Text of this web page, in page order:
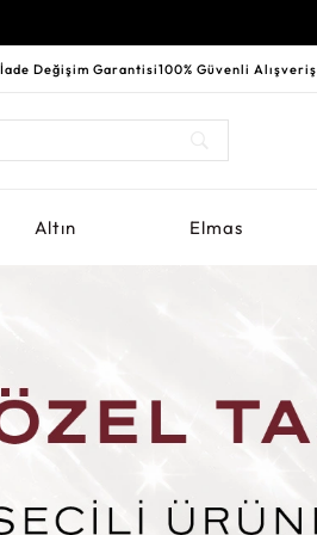
İade Değişim Garantisi100% Güvenli Alışveriş
Altın Elmas